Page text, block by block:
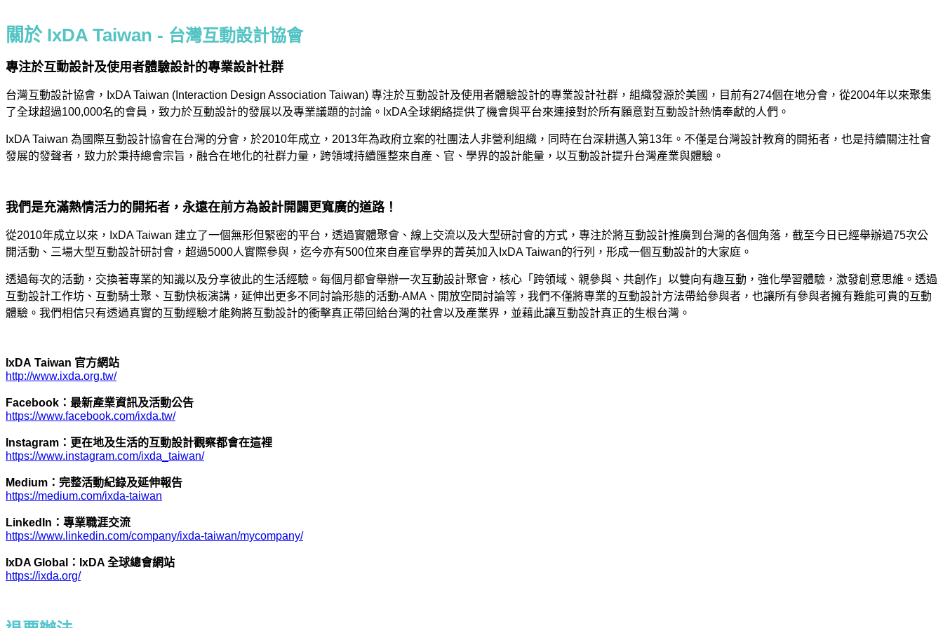
關於 IxDA Taiwan - 台灣互動設計協會
專注於互動設計及使用者體驗設計的專業設計社群
台灣互動設計協會，IxDA Taiwan (Interaction Design Association Taiwan) 專注於互動設計及使用者體驗設計的專業設計社群，組織發源於美國，目前有274個在地分會，從2004年以來聚集
了全球超過100,000名的會員，致力於互動設計的發展以及專業議題的討論。IxDA全球網絡提供了機會與平台來連接對於所有願意對互動設計熱情奉獻的人們。
IxDA Taiwan 為國際互動設計協會在台灣的分會，於2010年成立，2013年為政府立案的社團法人非營利組織，同時在台深耕邁入第13年。不僅是台灣設計教育的開拓者，也是持續關注社會
發展的發聲者，致力於秉持總會宗旨，融合在地化的社群力量，跨領域持續匯整來自產、官、學界的設計能量，以互動設計提升台灣產業與體驗。
我們是充滿熱情活力的開拓者，永遠在前方為設計開闢更寬廣的道路！
從2010年成立以來，IxDA Taiwan 建立了一個無形但緊密的平台，透過實體聚會、線上交流以及大型研討會的方式，專注於將互動設計推廣到台灣的各個角落，截至今日已經舉辦過75次公
開活動、三場大型互動設計研討會，超過5000人實際參與，迄今亦有500位來自產官學界的菁英加入IxDA Taiwan的行列，形成一個互動設計的大家庭。
透過每次的活動，交換著專業的知識以及分享彼此的生活經驗。每個月都會舉辦一次互動設計聚會，核心「跨領域、親參與、共創作」以雙向有趣互動，強化學習體驗，激發創意思維。透過
互動設計工作坊、互動騎士聚、互動快板演講，延伸出更多不同討論形態的活動-AMA、開放空間討論等，我們不僅將專業的互動設計方法帶給參與者，也讓所有參與者擁有難能可貴的互動
體驗。我們相信只有透過真實的互動經驗才能夠將互動設計的衝擊真正帶回給台灣的社會以及產業界，並藉此讓互動設計真正的生根台灣。
IxDA Taiwan 官方網站
http://www.ixda.org.tw/
Facebook：最新產業資訊及活動公告
https://www.facebook.com/ixda.tw/
Instagram：更在地及生活的互動設計觀察都會在這裡
https://www.instagram.com/ixda_taiwan/
Medium：完整活動紀錄及延伸報告
https://medium.com/ixda-taiwan
LinkedIn：專業職涯交流
https://www.linkedin.com/company/ixda-taiwan/mycompany/
IxDA Global：IxDA 全球總會網站
https://ixda.org/